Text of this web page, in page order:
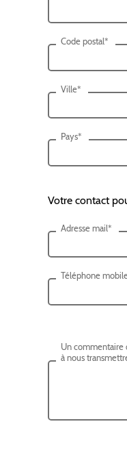
Code postal*
Ville*
Pays*
Votre contact
Adresse mail*
Téléphone
Un commentaire
à nous